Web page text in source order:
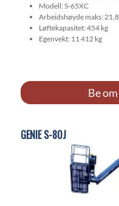
Modell: S-65XC
Arbeidshøyde maks:
Løftekapasitet: 454 kg
Egenvekt: 11 412 kg
Be
GENIE S-80J